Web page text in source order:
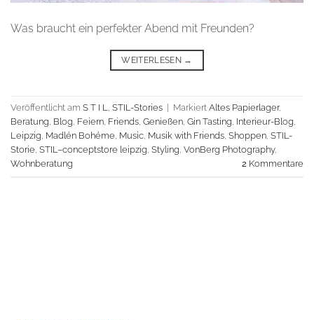
Was braucht ein perfekter Abend mit Freunden?
WEITERLESEN →
Veröffentlicht am S T I L, STIL-Stories Markiert Altes Papierlager,
Beratung, Blog, Feiern, Friends, Genießen, Gin Tasting, Interieur-Blog,
Leipzig, Madlén Bohéme, Music, Musik with Friends, Shoppen, STIL-
Storie, STIL–conceptstore leipzig, Styling, VonBerg Photography,
Wohnberatung
2 Kommentare